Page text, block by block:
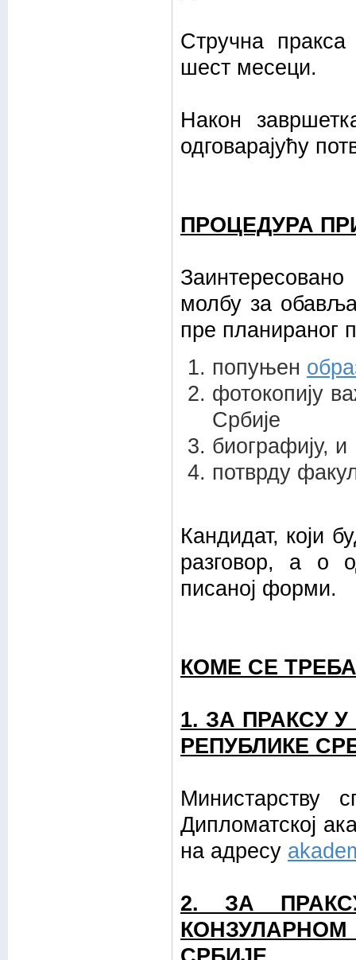
Стручна
шест месеци.
Након
одговарајућу
ПРОЦЕДУРА
молбу за
пре планираног
попуњен
фотокопију
Србије
биографију, и
потврду
Кандидат, који
разговор, а о
писаној форми.
КОМЕ СЕ
1. ЗА ПРАКСУ
РЕПУБЛИКЕ
Министарству
Дипломатској
на адресу
2. ЗА